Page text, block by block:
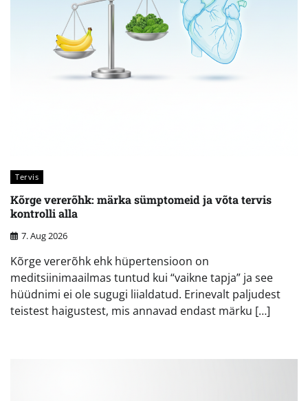
Tervis
Kõrge vererõhk: märka sümptomeid ja võta tervis
kontrolli alla
7. Aug 2026
Kõrge vererõhk ehk hüpertensioon on
meditsiinimaailmas tuntud kui “vaikne tapja” ja see
hüüdnimi ei ole sugugi liialdatud. Erinevalt paljudest
teistest haigustest, mis annavad endast märku […]